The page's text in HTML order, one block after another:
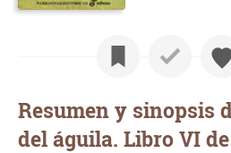
Resumen y sinopsis
del águila. Libro VI